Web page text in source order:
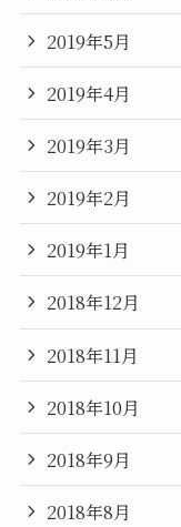
2019年5月
2019年4月
2019年3月
2019年2月
2019年1月
2018年12月
2018年11月
2018年10月
2018年9月
2018年8月